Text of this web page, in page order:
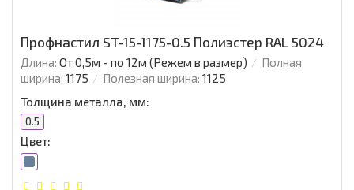
Профнастил ST-15-1175-0.5 Полиэстер RAL 5024
Длина: От 0,5м - по 12м (Режем в размер)
Полная
ширина: 1175 Полезная ширина: 1125
Толщина металла, мм:
0.5
Цвет: